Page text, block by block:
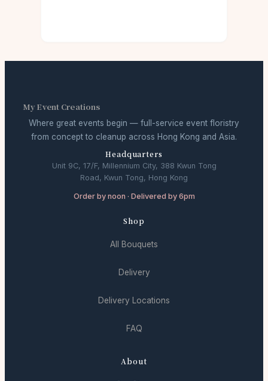
My Event Creations
Where great events begin — full-service event floristry
from concept to cleanup across Hong Kong and Asia.
Headquarters
Unit 9C, 17/F, Millennium City, 388 Kwun Tong
Road, Kwun Tong, Hong Kong
Order by noon · Delivered by 6pm
Shop
All Bouquets
Delivery
Delivery Locations
FAQ
About